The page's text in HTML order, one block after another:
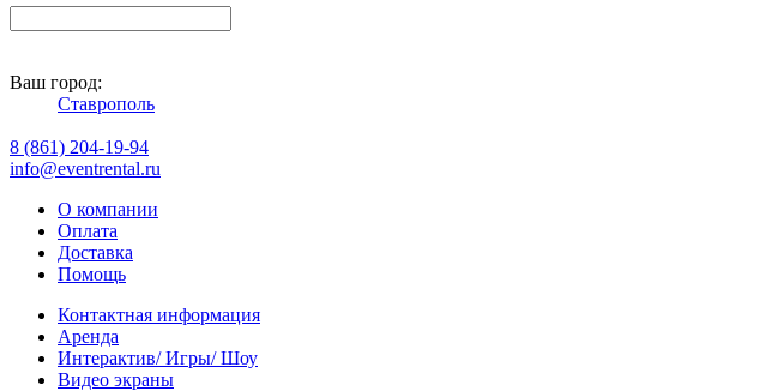
Ваш город:
Ставрополь
8 (861) 204-19-94
info@eventrental.ru
О компании
Оплата
Доставка
Помощь
Контактная информация
Аренда
Интерактив/ Игры/ Шоу
Видео экраны